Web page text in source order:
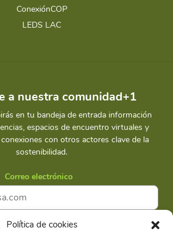
Política de cookies
ConexiónCOP
LEDS LAC
a nuestra comunidad+1
en tu bandeja de entrada información
espacios de encuentro virtuales y
con otros actores clave de la
sostenibilidad.
Correo electrónico